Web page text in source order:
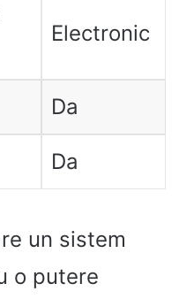
Electronic
Da
Da
un sistem
o putere